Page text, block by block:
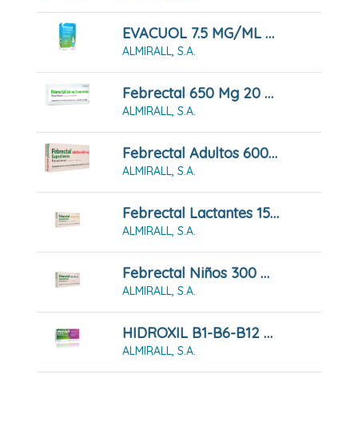
EVACUOL 7.5 MG/ML GOTAS ORALES EN SOLUCION, 30 ML
ALMIRALL, S.A.
Febrectal 650 Mg 20 Comprimidos
ALMIRALL, S.A.
Febrectal Adultos 600 Mg 6 Supositorios
ALMIRALL, S.A.
Febrectal Lactantes 150 Mg 6 Supositorios
ALMIRALL, S.A.
Febrectal Niños 300 Mg 6 Supositorios
ALMIRALL, S.A.
HIDROXIL B1-B6-B12 COMPRIMIDOS RECUBIERTOS CON PELICULA , 30 Comprimidos
ALMIRALL, S.A.